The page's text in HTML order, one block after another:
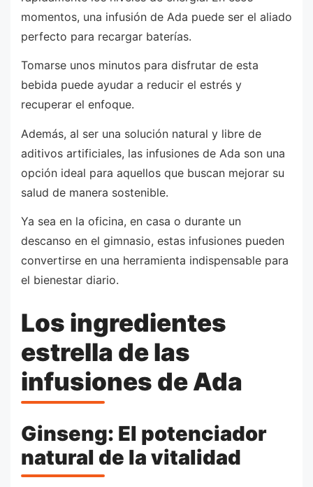
momentos, una infusión de Ada puede ser el aliado
perfecto para recargar baterías.
Tomarse unos minutos para disfrutar de esta
bebida puede ayudar a reducir el estrés y
recuperar el enfoque.
Además, al ser una solución natural y libre de
aditivos artificiales, las infusiones de Ada son una
opción ideal para aquellos que buscan mejorar su
salud de manera sostenible.
Ya sea en la oficina, en casa o durante un
descanso en el gimnasio, estas infusiones pueden
convertirse en una herramienta indispensable para
el bienestar diario.
Los ingredientes
estrella de las
infusiones de Ada
Ginseng: El potenciador
natural de la vitalidad